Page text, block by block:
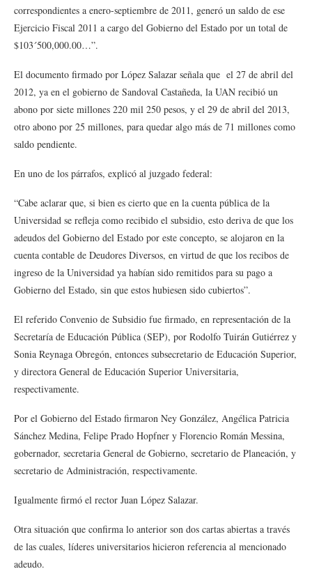
correspondientes a enero-septiembre de 2011, generó un saldo de ese
Ejercicio Fiscal 2011 a cargo del Gobierno del Estado por un total de
$103´500,000.00…”.
El documento firmado por López Salazar señala que el 27 de abril del
2012, ya en el gobierno de Sandoval Castañeda, la UAN recibió un
abono por siete millones 220 mil 250 pesos, y el 29 de abril del 2013,
otro abono por 25 millones, para quedar algo más de 71 millones como
saldo pendiente.
En uno de los párrafos, explicó al juzgado federal:
“Cabe aclarar que, si bien es cierto que en la cuenta pública de la
Universidad se refleja como recibido el subsidio, esto deriva de que los
adeudos del Gobierno del Estado por este concepto, se alojaron en la
cuenta contable de Deudores Diversos, en virtud de que los recibos de
ingreso de la Universidad ya habían sido remitidos para su pago a
Gobierno del Estado, sin que estos hubiesen sido cubiertos”.
El referido Convenio de Subsidio fue firmado, en representación de la
Secretaría de Educación Pública (SEP), por Rodolfo Tuirán Gutiérrez y
Sonia Reynaga Obregón, entonces subsecretario de Educación Superior,
y directora General de Educación Superior Universitaria,
respectivamente.
Por el Gobierno del Estado firmaron Ney González, Angélica Patricia
Sánchez Medina, Felipe Prado Hopfner y Florencio Román Messina,
gobernador, secretaria General de Gobierno, secretario de Planeación, y
secretario de Administración, respectivamente.
Igualmente firmó el rector Juan López Salazar.
Otra situación que confirma lo anterior son dos cartas abiertas a través
de las cuales, líderes universitarios hicieron referencia al mencionado
adeudo.